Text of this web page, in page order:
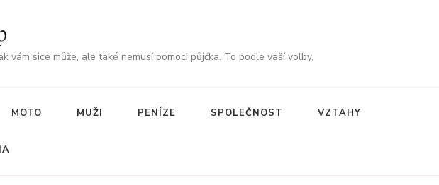
vám sice může, ale také nemusí pomoci půjčka. To podle vaší volby.
MOTO MUŽI PENÍZE SPOLEČNOST VZTAHY